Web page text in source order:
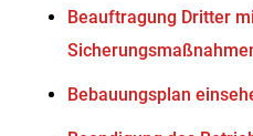
Beauftragung Dritter
Bebauungsplan